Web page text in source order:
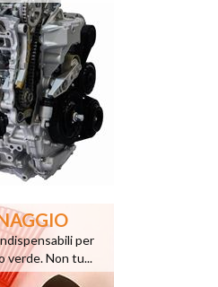
per
verde. Non tu...